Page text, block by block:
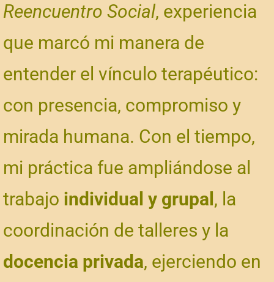
Reencuentro Social, experiencia
que marcó mi manera de
entender el vínculo terapéutico:
con presencia, compromiso y
mirada humana. Con el tiempo,
mi práctica fue ampliándose al
trabajo individual y grupal , la
coordinación de talleres y la
docencia privada, ejerciendo en